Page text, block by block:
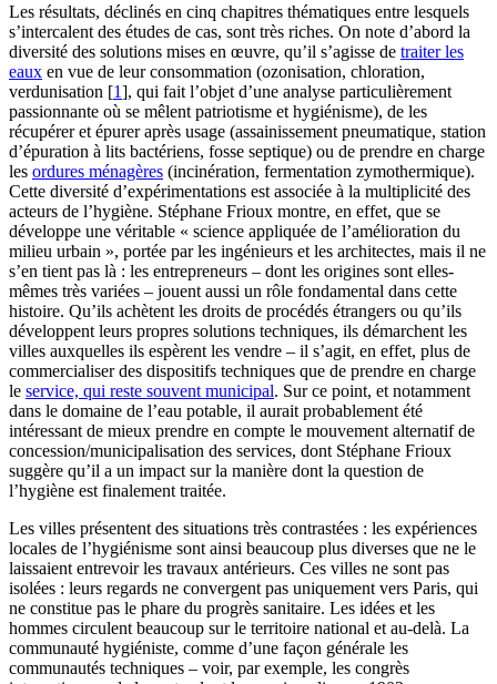
Les résultats, déclinés en cinq chapitres thématiques entre lesquels
s’intercalent des études de cas, sont très riches. On note d’abord la
diversité des solutions mises en œuvre, qu’il s’agisse de traiter les
eaux en vue de leur consommation (ozonisation, chloration,
verdunisation [1], qui fait l’objet d’une analyse particulièrement
passionnante où se mêlent patriotisme et hygiénisme), de les
récupérer et épurer après usage (assainissement pneumatique, station
d’épuration à lits bactériens, fosse septique) ou de prendre en charge
les ordures ménagères (incinération, fermentation zymothermique).
Cette diversité d’expérimentations est associée à la multiplicité des
acteurs de l’hygiène. Stéphane Frioux montre, en effet, que se
développe une véritable « science appliquée de l’amélioration du
milieu urbain », portée par les ingénieurs et les architectes, mais il ne
s’en tient pas là : les entrepreneurs – dont les origines sont elles-
mêmes très variées – jouent aussi un rôle fondamental dans cette
histoire. Qu’ils achètent les droits de procédés étrangers ou qu’ils
développent leurs propres solutions techniques, ils démarchent les
villes auxquelles ils espèrent les vendre – il s’agit, en effet, plus de
commercialiser des dispositifs techniques que de prendre en charge
le service, qui reste souvent municipal. Sur ce point, et notamment
dans le domaine de l’eau potable, il aurait probablement été
intéressant de mieux prendre en compte le mouvement alternatif de
concession/municipalisation des services, dont Stéphane Frioux
suggère qu’il a un impact sur la manière dont la question de
l’hygiène est finalement traitée.
Les villes présentent des situations très contrastées : les expériences
locales de l’hygiénisme sont ainsi beaucoup plus diverses que ne le
laissaient entrevoir les travaux antérieurs. Ces villes ne sont pas
isolées : leurs regards ne convergent pas uniquement vers Paris, qui
ne constitue pas le phare du progrès sanitaire. Les idées et les
hommes circulent beaucoup sur le territoire national et au-delà. La
communauté hygiéniste, comme d’une façon générale les
communautés techniques – voir, par exemple, les congrès